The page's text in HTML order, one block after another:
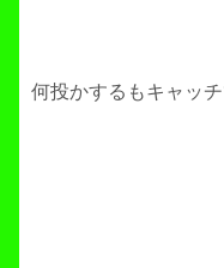
何投かするもキャッチ